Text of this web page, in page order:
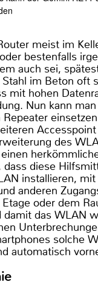
meist im
bestenfalls
auch sei,
im Beton oft
mit hohen
Nun kann
des
dass diese
installieren,
anderen
oder dem
damit das WLAN
solche
automatisch